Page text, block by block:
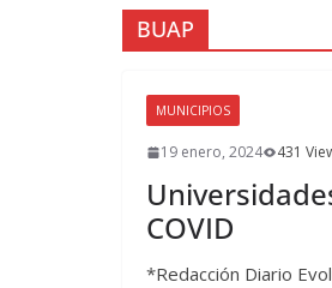
BUAP
MUNICIPIOS
19 enero, 2024 431
COVID
*Redacción Diario